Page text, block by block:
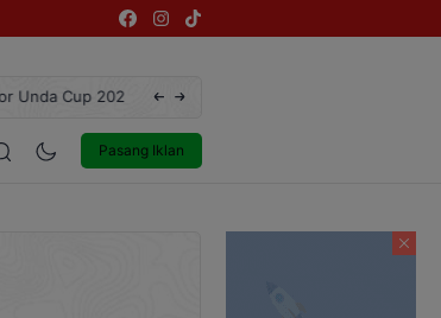
Cup 2025 Terekam CCTV, Pelaku Curanmor di
Pasang Iklan
Entertainment